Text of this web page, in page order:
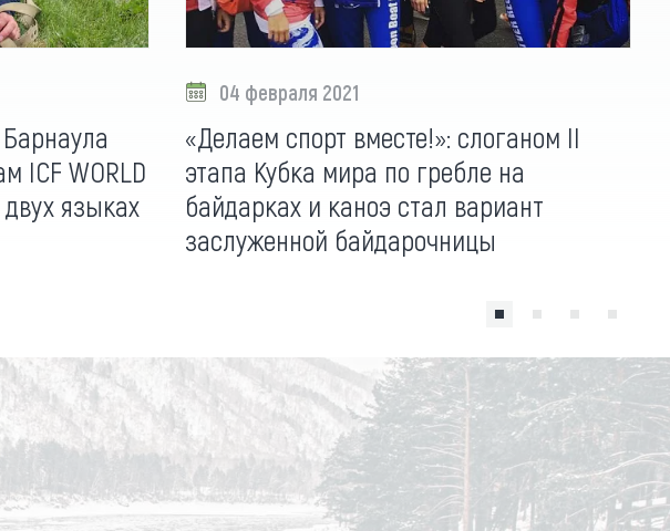
ICF WORLD
языках
04 февраля 2021
«Делаем спорт вместе!»: слоганом II
этапа Кубка мира по гребле на
байдарках и каноэ стал вариант
заслуженной байдарочницы